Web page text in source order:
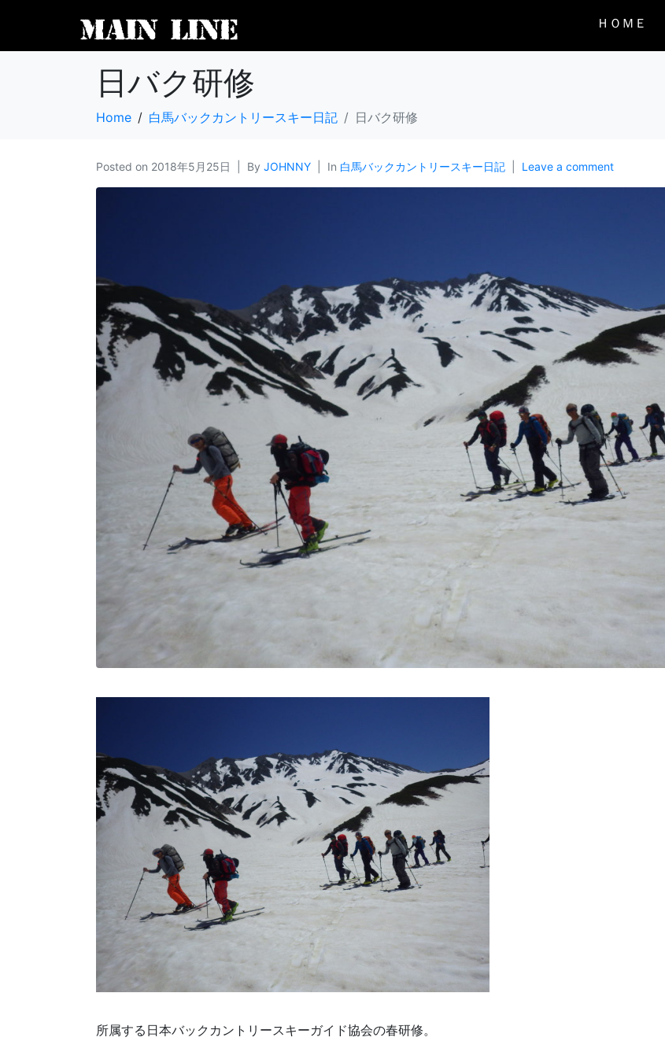
ＨＯＭＥ
日バク研修
Home 白馬バックカントリースキー日記 日バク研修
Posted on 2018年5月25日 By JOHNNY In 白馬バックカントリースキー日記 Leave a comment
所属する日本バックカントリースキーガイド協会の春研修。